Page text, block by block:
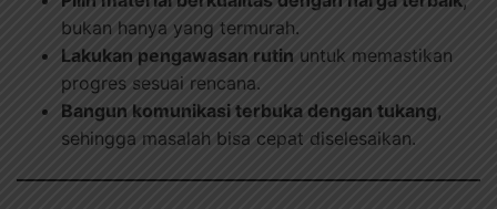
bukan hanya yang termurah.
Lakukan pengawasan rutin untuk memastikan
progres sesuai rencana.
Bangun komunikasi terbuka dengan tukang,
sehingga masalah bisa cepat diselesaikan.